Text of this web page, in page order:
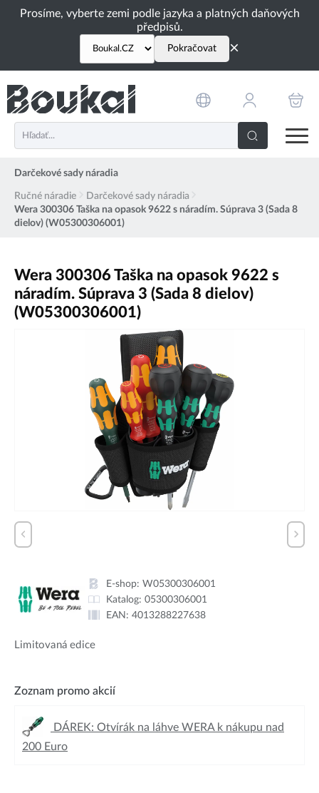
Prosíme, vyberte zemi podle jazyka a platných daňových
předpisů.
Pokračovat ×
Darčekové sady náradia
Ručné náradie
Darčekové sady náradia
Wera 300306 Taška na opasok 9622 s náradím. Súprava 3 (Sada 8
dielov) (W05300306001)
Wera 300306 Taška na opasok 9622 s
náradím. Súprava 3 (Sada 8 dielov)
(W05300306001)
E-shop: W05300306001
Katalog: 05300306001
EAN: 4013288227638
Limitovaná edice
Zoznam promo akcií
DÁREK: Otvírák na láhve WERA k nákupu nad
200 Euro